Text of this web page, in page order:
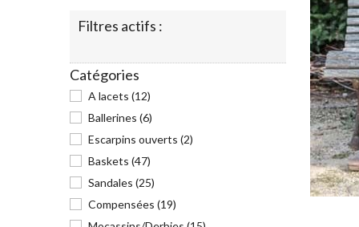
Filtres actifs :
Catégories
A lacets (12)
Ballerines (6)
Escarpins ouverts (2)
Baskets (47)
Sandales (25)
Compensées (19)